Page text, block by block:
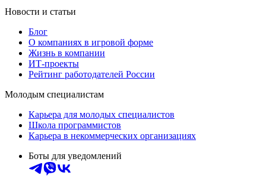
Новости и статьи
Блог
О компаниях в игровой форме
Жизнь в компании
ИТ-проекты
Рейтинг работодателей России
Молодым специалистам
Карьера для молодых специалистов
Школа программистов
Карьера в некоммерческих организациях
Боты для уведомлений